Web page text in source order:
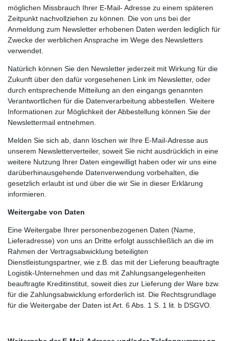
möglichen Missbrauch Ihrer E-Mail- Adresse zu einem späteren
Zeitpunkt nachvollziehen zu können. Die von uns bei der
Anmeldung zum Newsletter erhobenen Daten werden lediglich für
Zwecke der werblichen Ansprache im Wege des Newsletters
verwendet.
Natürlich können Sie den Newsletter jederzeit mit Wirkung für die
Zukunft über den dafür vorgesehenen Link im Newsletter, oder
durch entsprechende Mitteilung an den eingangs genannten
Verantwortlichen für die Datenverarbeitung abbestellen. Weitere
Informationen zur Möglichkeit der Abbestellung können Sie der
Newslettermail entnehmen.
Melden Sie sich ab, dann löschen wir Ihre E-Mail-Adresse aus
unserem Newsletterverteiler, soweit Sie nicht ausdrücklich in eine
weitere Nutzung Ihrer Daten eingewilligt haben oder wir uns eine
darüberhinausgehende Datenverwendung vorbehalten, die
gesetzlich erlaubt ist und über die wir Sie in dieser Erklärung
informieren.
Weitergabe von Daten
Eine Weitergabe Ihrer personenbezogenen Daten (Name,
Lieferadresse) von uns an Dritte erfolgt ausschließlich an die im
Rahmen der Vertragsabwicklung beteiligten
Dienstleistungspartner, wie z.B. das mit der Lieferung beauftragte
Logistik-Unternehmen und das mit Zahlungsangelegenheiten
beauftragte Kreditinstitut, soweit dies zur Lieferung der Ware bzw.
für die Zahlungsabwicklung erforderlich ist. Die Rechtsgrundlage
für die Weitergabe der Daten ist Art. 6 Abs. 1 S. 1 lit. b DSGVO.